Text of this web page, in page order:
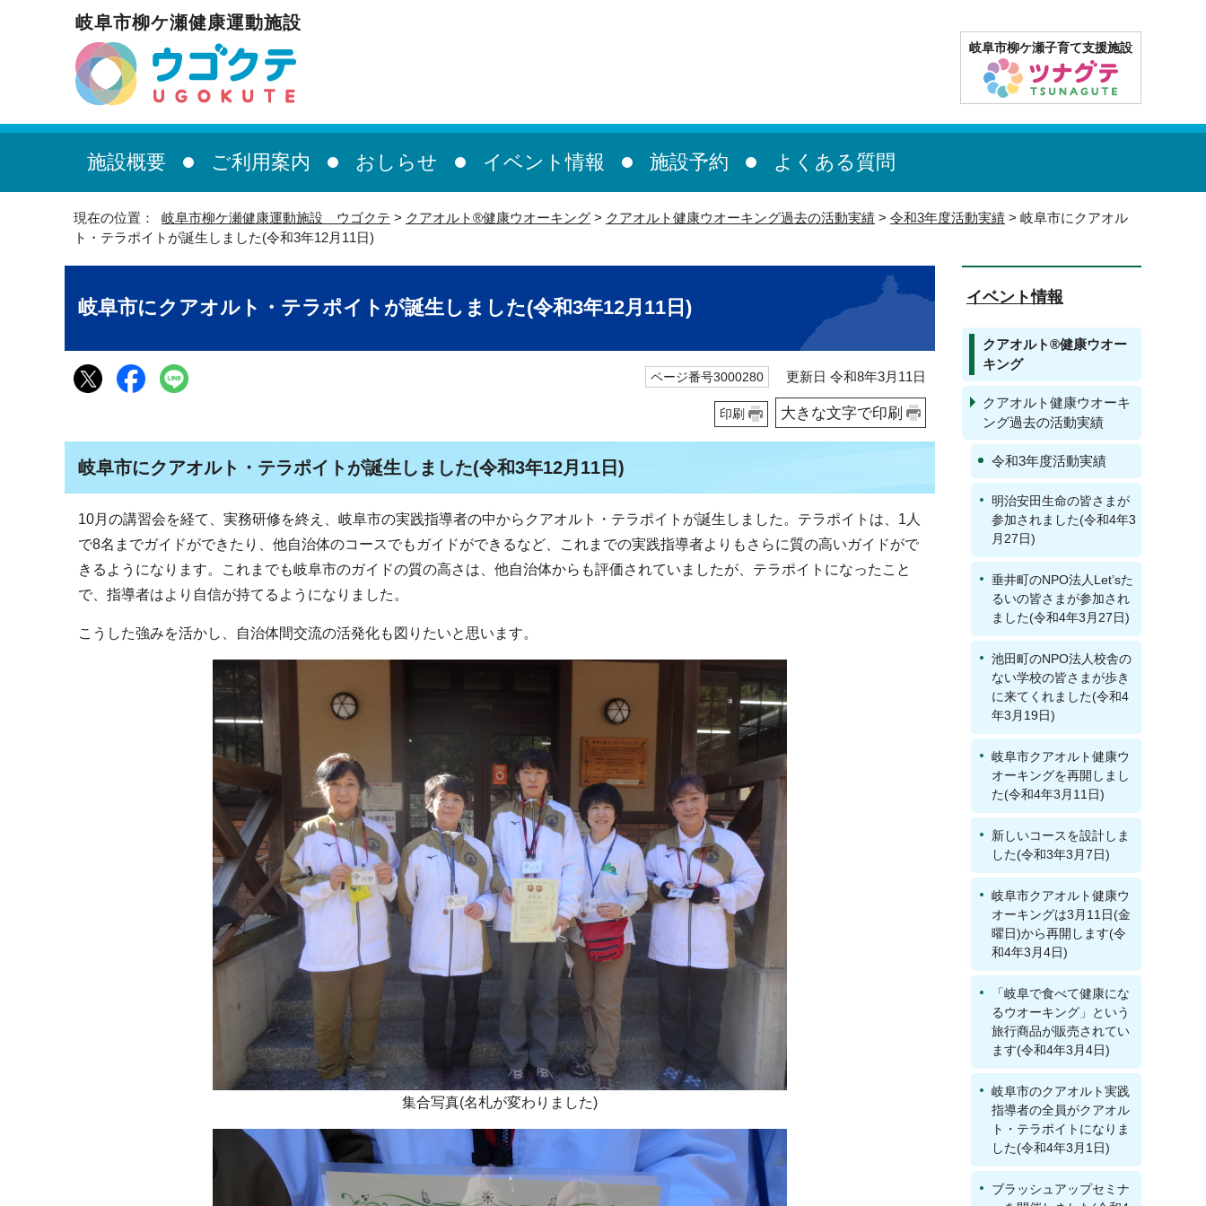
岐阜市柳ケ瀬健康運動施設
岐阜市柳ケ瀬子育て支援施設
施設概要 ご利用案内 おしらせ イベント情報 施設予約 よくある質問
現在の位置： 岐阜市柳ケ瀬健康運動施設 ウゴクテ > クアオルト®健康ウオーキング > クアオルト健康ウオーキング過去の活動実績 > 令和3年度活動実績 > 岐阜市にクアオル
ト・テラポイトが誕生しました(令和3年12月11日)
岐阜市にクアオルト・テラポイトが誕生しました(令和3年12月11日)
ページ番号3000280 更新日 令和8年3月11日
印刷 大きな文字で印刷
岐阜市にクアオルト・テラポイトが誕生しました(令和3年12月11日)
10月の講習会を経て、実務研修を終え、岐阜市の実践指導者の中からクアオルト・テラポイトが誕生しました。テラポイトは、1人
で8名までガイドができたり、他自治体のコースでもガイドができるなど、これまでの実践指導者よりもさらに質の高いガイドがで
きるようになります。これまでも岐阜市のガイドの質の高さは、他自治体からも評価されていましたが、テラポイトになったこと
で、指導者はより自信が持てるようになりました。
こうした強みを活かし、自治体間交流の活発化も図りたいと思います。
集合写真(名札が変わりました)
イベント情報
クアオルト®健康ウオー
キング
クアオルト健康ウオーキ
ング過去の活動実績
令和3年度活動実績
明治安田生命の皆さまが
参加されました(令和4年3
月27日)
垂井町のNPO法人Let’sた
るいの皆さまが参加され
ました(令和4年3月27日)
池田町のNPO法人校舎の
ない学校の皆さまが歩き
に来てくれました(令和4
年3月19日)
岐阜市クアオルト健康ウ
オーキングを再開しまし
た(令和4年3月11日)
新しいコースを設計しま
した(令和3年3月7日)
岐阜市クアオルト健康ウ
オーキングは3月11日(金
曜日)から再開します(令
和4年3月4日)
「岐阜で食べて健康にな
るウオーキング」という
旅行商品が販売されてい
ます(令和4年3月4日)
岐阜市のクアオルト実践
指導者の全員がクアオル
ト・テラポイトになりま
した(令和4年3月1日)
ブラッシュアップセミナ